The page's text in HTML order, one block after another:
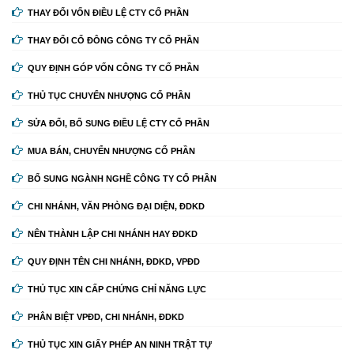
THAY ĐỔI VỐN ĐIỀU LỆ CTY CỔ PHẦN
THAY ĐỔI CỔ ĐÔNG CÔNG TY CỔ PHẦN
QUY ĐỊNH GÓP VỐN CÔNG TY CỔ PHẦN
THỦ TỤC CHUYỂN NHƯỢNG CỔ PHẦN
SỬA ĐỔI, BỔ SUNG ĐIỀU LỆ CTY CỔ PHẦN
MUA BÁN, CHUYỂN NHƯỢNG CỔ PHẦN
BỔ SUNG NGÀNH NGHỀ CÔNG TY CỔ PHẦN
CHI NHÁNH, VĂN PHÒNG ĐẠI DIỆN, ĐDKD
NÊN THÀNH LẬP CHI NHÁNH HAY ĐDKD
QUY ĐỊNH TÊN CHI NHÁNH, ĐDKD, VPĐD
THỦ TỤC XIN CẤP CHỨNG CHỈ NĂNG LỰC
PHÂN BIỆT VPĐD, CHI NHÁNH, ĐDKD
THỦ TỤC XIN GIẤY PHÉP AN NINH TRẬT TỰ